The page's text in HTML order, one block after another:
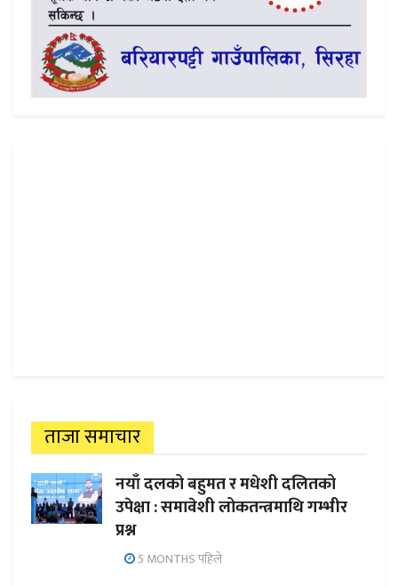
ताजा समाचार
नयाँ दलको बहुमत र मधेशी दलितको
उपेक्षा : समावेशी लोकतन्त्रमाथि गम्भीर
प्रश्न
5 MONTHS पहिले